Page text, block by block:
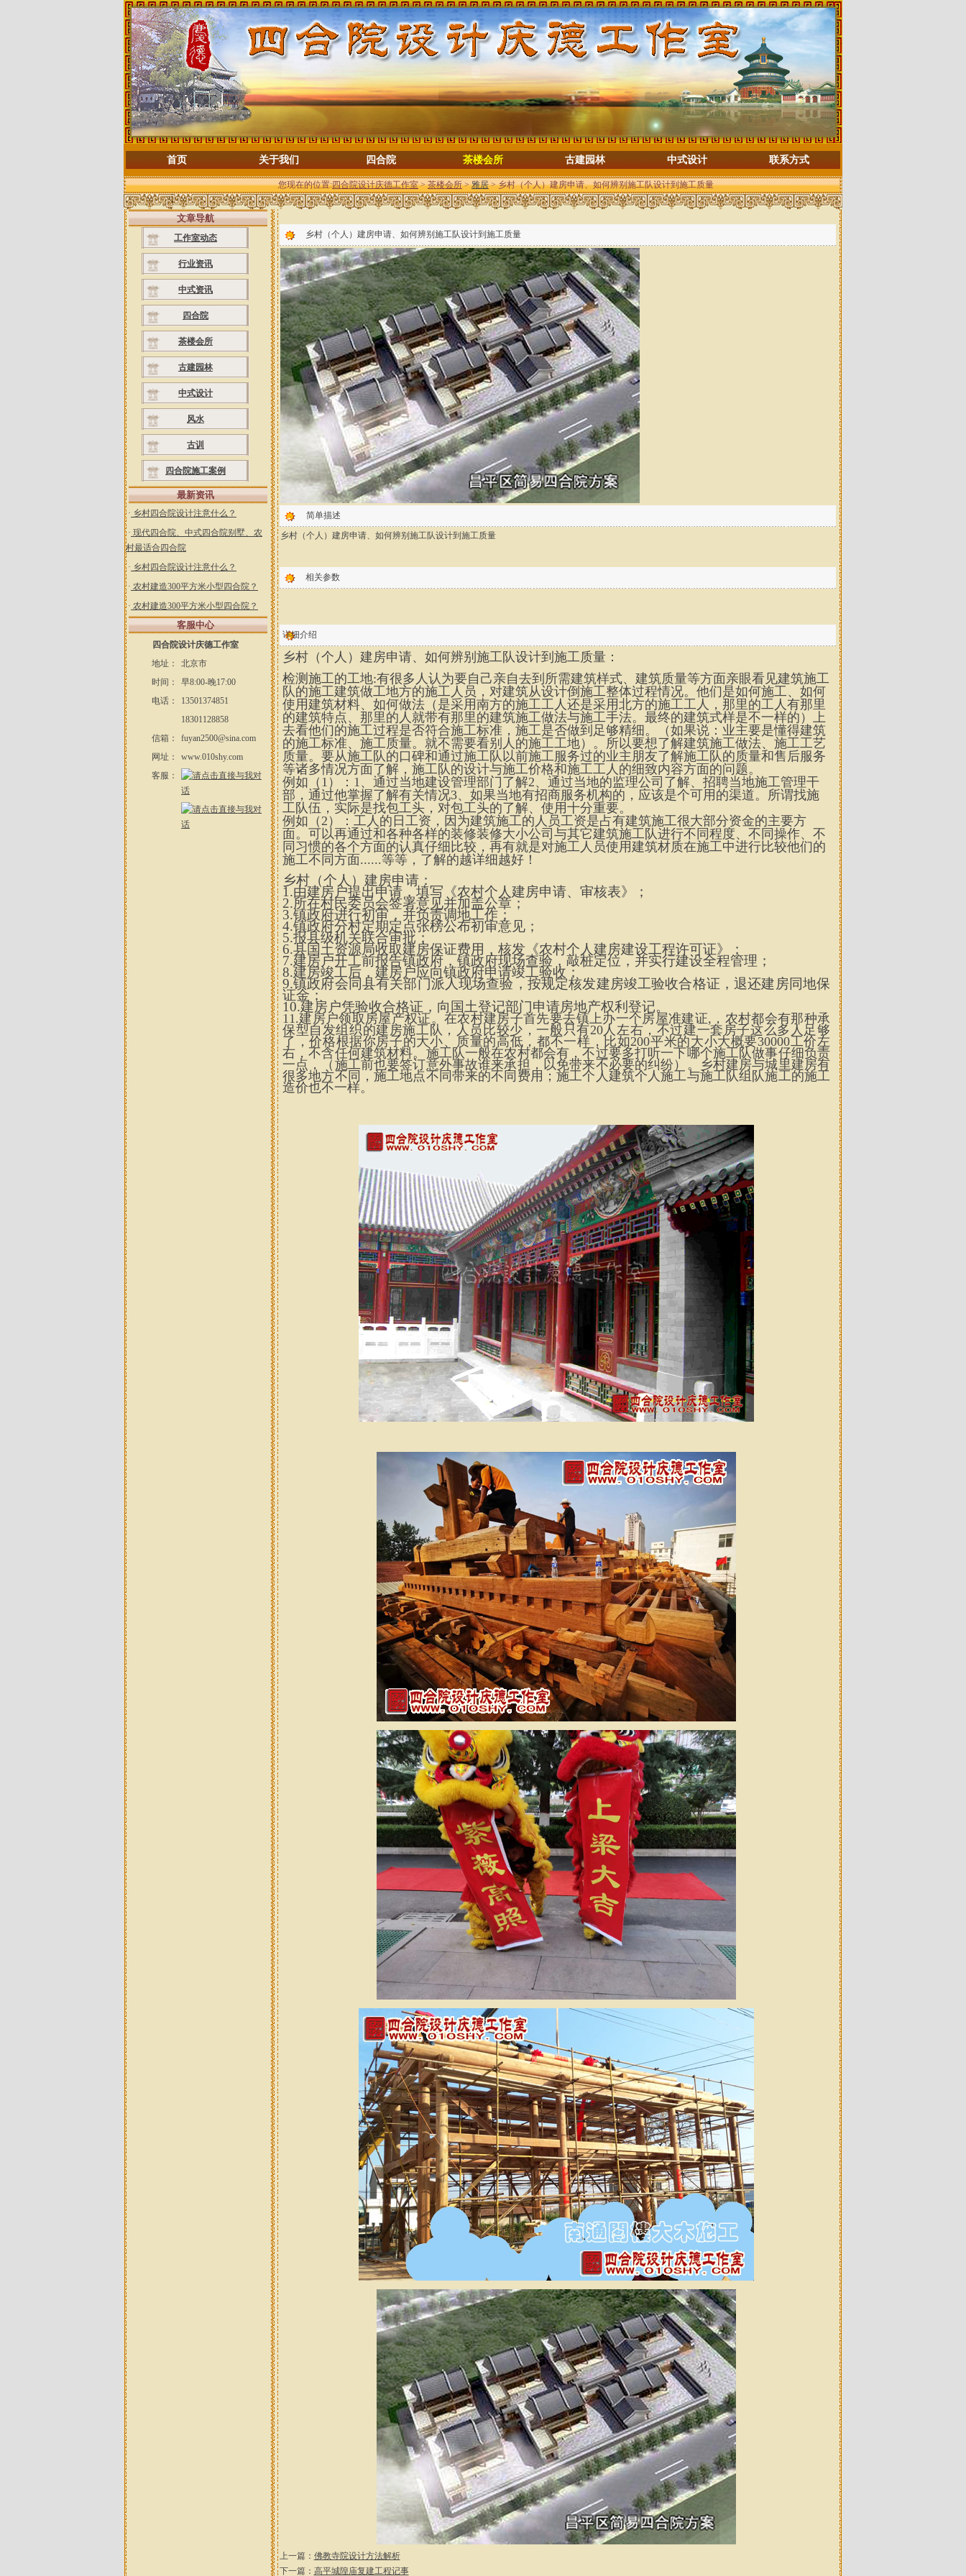
首页 关于我们 四合院 茶楼会所 古建园林 中式设计 联系方式
您现在的位置:四合院设计庆德工作室>茶楼会所>雅居> 乡村（个人）建房申请、如何辨别施工队设计到施工质量
文章导航
工作室动态
行业资讯
中式资讯
四合院
茶楼会所
古建园林
中式设计
风水
古训
四合院施工案例
最新资讯
· 乡村四合院设计注意什么？
· 现代四合院、中式四合院别墅、农
村最适合四合院
· 乡村四合院设计注意什么？
· 农村建造300平方米小型四合院？
· 农村建造300平方米小型四合院？
客服中心
四合院设计庆德工作室
地址：
北京市
时间：
早8:00-晚17:00
电话：
13501374851
18301128858
信箱：
fuyan2500@sina.com
网址：
www.010shy.com
客服：
乡村（个人）建房申请、如何辨别施工队设计到施工质量
简单描述
乡村（个人）建房申请、如何辨别施工队设计到施工质量
相关参数
详细介绍
乡村（个人）建房申请、如何辨别施工队设计到施工质量：
检测施工的工地:有很多人认为要自己亲自去到所需建筑样式、建筑质量等方面亲眼看见建筑施工
队的施工建筑做工地方的施工人员，对建筑从设计倒施工整体过程情况。他们是如何施工、如何
使用建筑材料、如何做法（是采用南方的施工工人还是采用北方的施工工人，那里的工人有那里
的建筑特点、那里的人就带有那里的建筑施工做法与施工手法。最终的建筑式样是不一样的）上
去看他们的施工过程是否符合施工标准，施工是否做到足够精细。（如果说：业主要是懂得建筑
的施工标准、施工质量。就不需要看别人的施工工地）。所以要想了解建筑施工做法、施工工艺
质量。要从施工队的口碑和通过施工队以前施工服务过的业主朋友了解施工队的质量和售后服务
等诸多情况方面了解，施工队的设计与施工价格和施工工人的细致内容方面的问题。
例如（1）：1、通过当地建设管理部门了解2、通过当地的监理公司了解、招聘当地施工管理干
部，通过他掌握了解有关情况3、如果当地有招商服务机构的，应该是个可用的渠道。所谓找施
工队伍，实际是找包工头，对包工头的了解、使用十分重要。
例如（2）：工人的日工资，因为建筑施工的人员工资是占有建筑施工很大部分资金的主要方
面。可以再通过和各种各样的装修装修大小公司与其它建筑施工队进行不同程度、不同操作、不
同习惯的各个方面的认真仔细比较，再有就是对施工人员使用建筑材质在施工中进行比较他们的
施工不同方面......等等，了解的越详细越好！
乡村（个人）建房申请：
1.由建房户提出申请，填写《农村个人建房申请、审核表》；
2.所在村民委员会签署意见并加盖公章；
3.镇政府进行初审，并负责调地工作；
4.镇政府分村定期定点张榜公布初审意见；
5.报县级机关联合审批；
6.县国土资源局收取建房保证费用，核发《农村个人建房建设工程许可证》；
7.建房户开工前报告镇政府，镇政府现场查验，敲桩定位，并实行建设全程管理；
8.建房竣工后，建房户应向镇政府申请竣工验收；
9.镇政府会同县有关部门派人现场查验，按规定核发建房竣工验收合格证，退还建房同地保
证金；
10.建房户凭验收合格证，向国土登记部门申请房地产权利登记。
11.建房户领取房屋产权证。在农村建房子首先要去镇上办一个房屋准建证, ，农村都会有那种承
保型自发组织的建房施工队，人员比较少，一般只有20人左右，不过建一套房子这么多人足够
了，价格根据你房子的大小、质量的高低，都不一样，比如200平米的大小大概要30000工价左
右，不含任何建筑材料。施工队一般在农村都会有，不过要多打听一下哪个施工队做事仔细负责
一点，（施工前也要签订意外事故谁来承担，以免带来不必要的纠纷）。乡村建房与城里建房有
很多地方不同，施工地点不同带来的不同费用；施工个人建筑个人施工与施工队组队施工的施工
造价也不一样。
上一篇： 佛教寺院设计方法解析
下一篇： 高平城隍庙复建工程记事